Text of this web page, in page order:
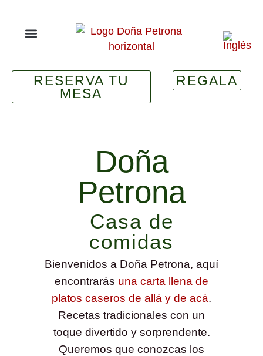
RESERVA TU
MESA
REGALA
Doña
Petrona
Casa de
comidas
Bienvenidos a Doña Petrona, aquí
encontrarás una carta llena de
platos caseros de allá y de acá.
Recetas tradicionales con un
toque divertido y sorprendente.
Queremos que conozcas los